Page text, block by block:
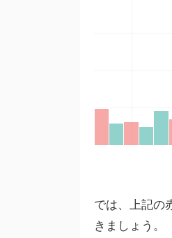
では、上記の
きましょう。